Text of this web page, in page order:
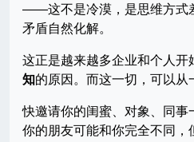
——这不是冷漠，是思维方式
矛盾自然化解。
这正是越来越多企业和个人开
知的原因。而这一切，可以从
快邀请你的闺蜜、对象、同事
你的朋友可能和你完全不同，